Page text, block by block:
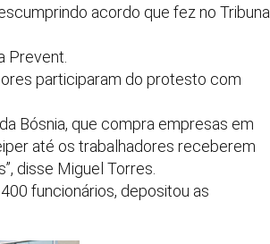
acordo que fez no Tribunal
Prevent.
participaram do protesto com
Bósnia, que compra empresas em
até os trabalhadores receberem
disse Miguel Torres.
funcionários, depositou as